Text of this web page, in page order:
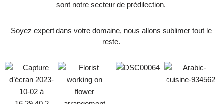
sont notre secteur de prédilection.
Soyez expert dans votre domaine, nous allons sublimer tout le
reste.